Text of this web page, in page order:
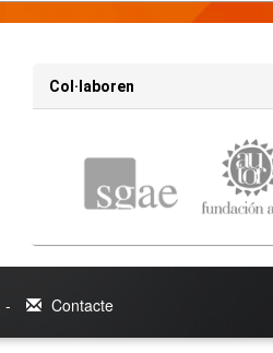
Col·laboren
- Contacte